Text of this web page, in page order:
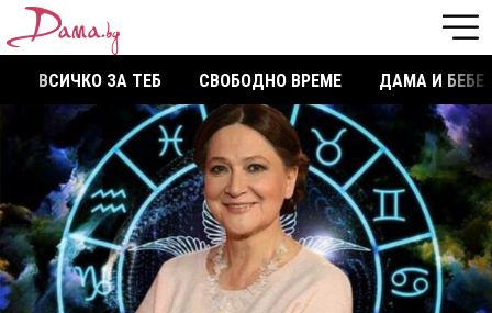
ВСИЧКО ЗА ТЕБ СВОБОДНО ВРЕМЕ ДАМА И БЕБЕ